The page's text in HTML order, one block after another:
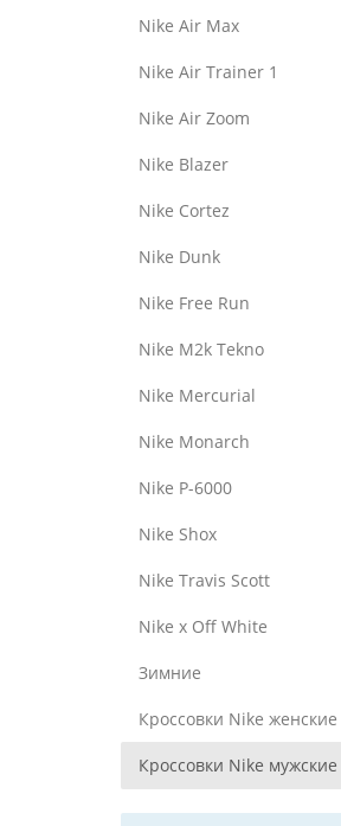
Nike Air Max
Nike Air Trainer 1
Nike Air Zoom
Nike Blazer
Nike Cortez
Nike Dunk
Nike Free Run
Nike M2k Tekno
Nike Mercurial
Nike Monarch
Nike P-6000
Nike Shox
Nike Travis Scott
Nike x Off White
Зимние
Кроссовки Nike женские
Кроссовки Nike мужские